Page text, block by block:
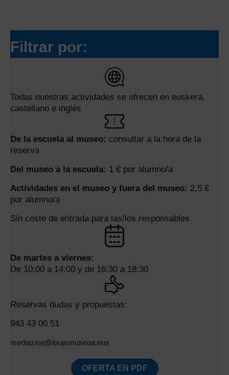
Filtrar por:
Todas nuestras actividades se ofrecen en euskera,
castellano e inglés
De la escuela al museo: consultar a la hora de la
reserva
Del museo a la escuela: 1 € por alumno/a
Actividades en el museo y fuera del museo: 2,5 €
por alumno/a
Sin coste de entrada para las/los responsables
De martes a viernes:
De 10:00 a 14:00 y de 16:30 a 18:30
Reservas dudas y propuestas:
943 43 00 51
mediazioa@itsasmuseoa.eus
OFERTA EN PDF